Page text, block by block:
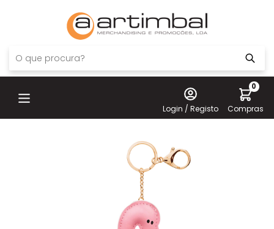
Login / Registo
0
Compras